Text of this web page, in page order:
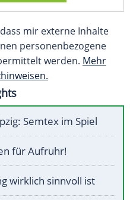
mir externe Inhalte
personenbezogene
werden. Mehr
Semtex im Spiel
für Aufruhr!
wirklich sinnvoll ist